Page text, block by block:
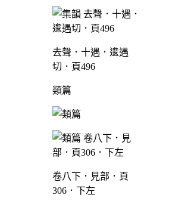
去聲．十遇．逡遇
切．頁496
類篇
卷八下．見部．頁
306．下左